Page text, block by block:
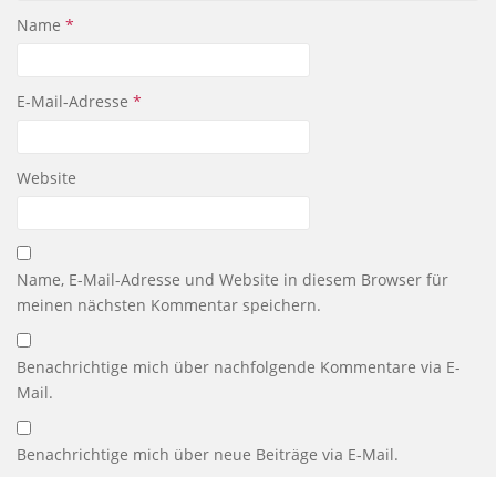
Name *
E-Mail-Adresse *
Website
Name, E-Mail-Adresse und Website in diesem Browser für
meinen nächsten Kommentar speichern.
Benachrichtige mich über nachfolgende Kommentare via E-
Mail.
Benachrichtige mich über neue Beiträge via E-Mail.